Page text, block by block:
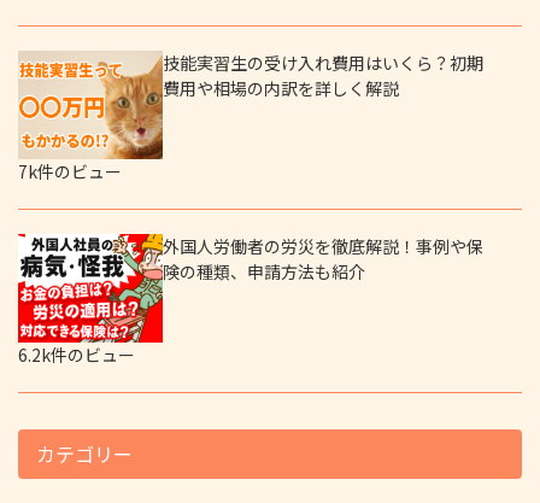
技能実習生の受け入れ費用はいくら？初期
費用や相場の内訳を詳しく解説
7k件のビュー
外国人労働者の労災を徹底解説！事例や保
険の種類、申請方法も紹介
6.2k件のビュー
カテゴリー